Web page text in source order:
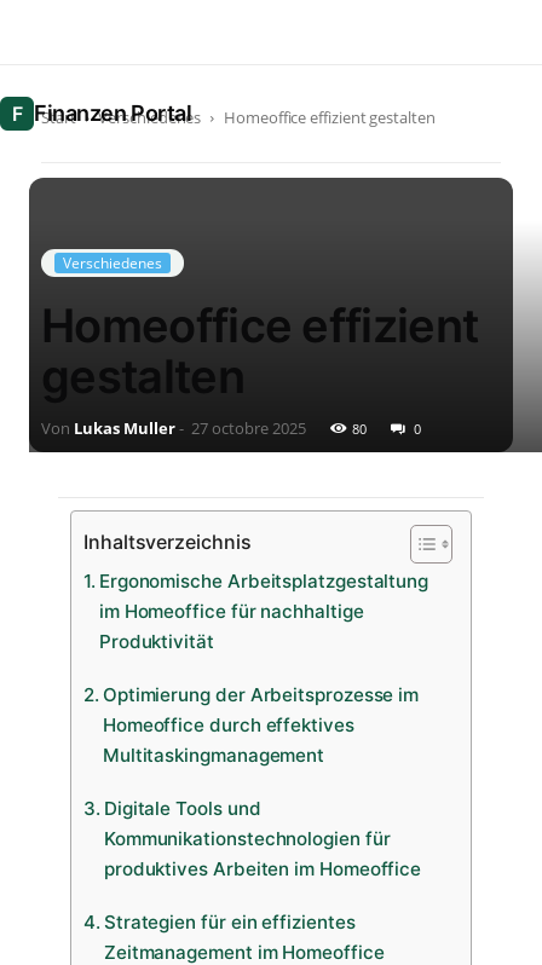
Start Verschiedenes Homeoffice effizient gestalten
Verschiedenes
Homeoffice effizient
gestalten
Von Lukas Muller- 27 octobre 2025 80 0
Inhaltsverzeichnis
Ergonomische Arbeitsplatzgestaltung
im Homeoffice für nachhaltige
Produktivität
Optimierung der Arbeitsprozesse im
Homeoffice durch effektives
Multitaskingmanagement
Digitale Tools und
Kommunikationstechnologien für
produktives Arbeiten im Homeoffice
Strategien für ein effizientes
Zeitmanagement im Homeoffice